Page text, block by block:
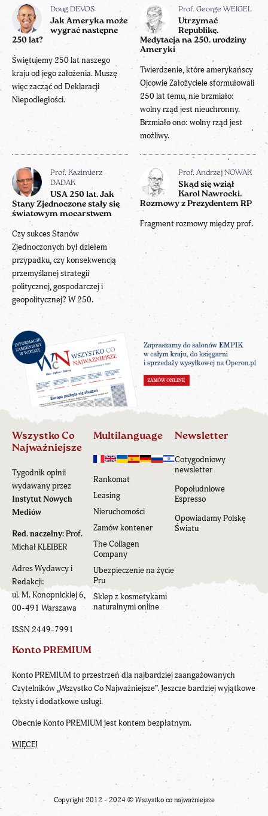
Doug DEVOS
Jak Ameryka może
wygrać następne
250 lat?
Świętujemy 250 lat naszego
kraju od jego założenia. Muszę
więc zacząć od Deklaracji
Niepodległości.
Prof. George WEIGEL
Utrzymać
Republikę.
Medytacja na 250. urodziny
Ameryki
Twierdzenie, które amerykańscy
Ojcowie Założyciele sformułowali
250 lat temu, nie brzmiało:
wolny rząd jest nieuchronny.
Brzmiało ono: wolny rząd jest
możliwy.
Prof. Kazimierz
DADAK
USA 250 lat. Jak
Stany Zjednoczone stały się
światowym mocarstwem
Czy sukces Stanów
Zjednoczonych był dziełem
przypadku, czy konsekwencją
przemyślanej strategii
politycznej, gospodarczej i
geopolitycznej? W 250.
Prof. Andrzej NOWAK
Skąd się wziął
Karol Nawrocki.
Rozmowy z Prezydentem RP
Fragment rozmowy między prof.
Wszystko Co
Najważniejsze
Tygodnik opinii
wydawany przez
Instytut Nowych
Mediów
Red. naczelny:Prof.
Michał KLEIBER
Adres Wydawcy i
Redakcji:
ul. M. Konopnickiej 6,
00-491 Warszawa
ISSN 2449-7991
Multilanguage
Rankomat
Leasing
Nieruchomości
Zamów kontener
The Collagen
Company
Ubezpieczenie na życie
Pru
Sklep z kosmetykami
naturalnymi online
Newsletter
Cotygodniowy
newsletter
Popołudniowe
Espresso
Opowiadamy Polskę
Światu
Konto PREMIUM
Konto PREMIUM to przestrzeń dla najbardziej zaangażowanych
Czytelników „Wszystko Co Najważniejsze”. Jeszcze bardziej wyjątkowe
teksty i dodatkowe usługi.
Obecnie Konto PREMIUM jest kontem bezpłatnym.
WIĘCEJ
Copyright 2012 - 2024 © Wszystko co najważniejsze